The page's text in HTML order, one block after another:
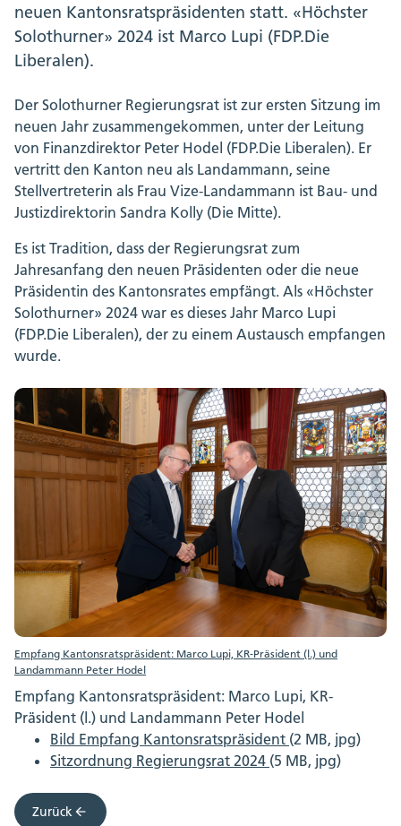
neuen Kantonsratspräsidenten statt. «Höchster
Solothurner» 2024 ist Marco Lupi (FDP.Die
Liberalen).
Der Solothurner Regierungsrat ist zur ersten Sitzung im
neuen Jahr zusammengekommen, unter der Leitung
von Finanzdirektor Peter Hodel (FDP.Die Liberalen). Er
vertritt den Kanton neu als Landammann, seine
Stellvertreterin als Frau Vize-Landammann ist Bau- und
Justizdirektorin Sandra Kolly (Die Mitte).
Es ist Tradition, dass der Regierungsrat zum
Jahresanfang den neuen Präsidenten oder die neue
Präsidentin des Kantonsrates empfängt. Als «Höchster
Solothurner» 2024 war es dieses Jahr Marco Lupi
(FDP.Die Liberalen), der zu einem Austausch empfangen
wurde.
Empfang Kantonsratspräsident: Marco Lupi, KR-Präsident (l.) und
Landammann Peter Hodel
Empfang Kantonsratspräsident: Marco Lupi, KR-
Präsident (l.) und Landammann Peter Hodel
Bild Empfang Kantonsratspräsident (2 MB, jpg)
Sitzordnung Regierungsrat 2024 (5 MB, jpg)
Zurück